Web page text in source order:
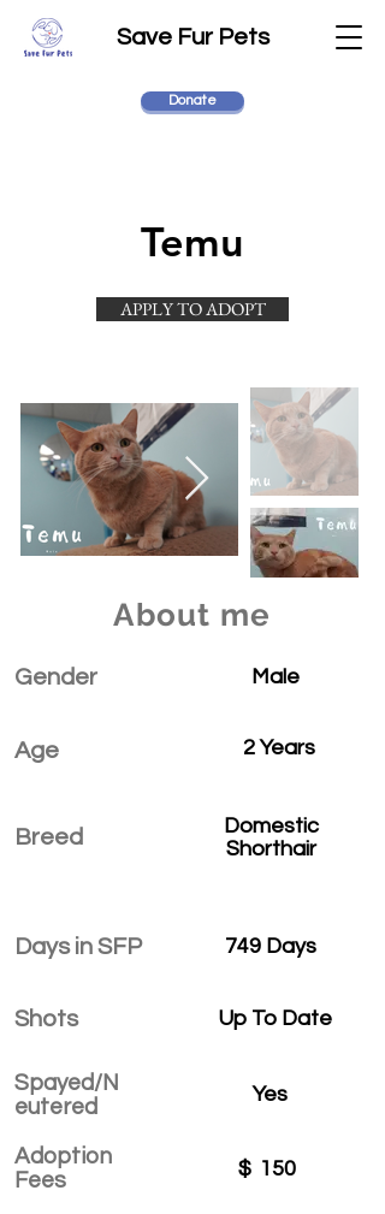
Save Fur Pets
Donate
Temu
APPLY TO ADOPT
About me
Gender
Age
Breed
Days in SFP
Shots
Spayed/N
eutered
Adoption
Fees
Male
2 Years
Domestic
Shorthair
749 Days
Up To Date
Yes
$ 150